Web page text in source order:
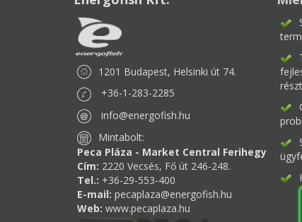
1201 Budapest, Helsinki út 74.
+36-1-283-2285
info@energofish.hu
Mintabolt:
Peca Pláza - Market Central Ferihegy
Cím: 2220 Vecsés, Fő út 246-248.
Tel.: +36-29-553-400
E-mail: pecaplaza@energofish.hu
Web: www.pecaplaza.hu
részt